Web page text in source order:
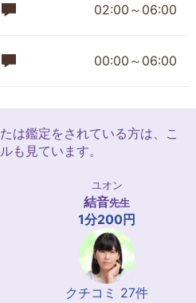
02:00～06:00
00:00～06:00
は鑑定をされている方は、こ
も見ています。
ユオン
結音先生
1分200円
クチコミ 27件